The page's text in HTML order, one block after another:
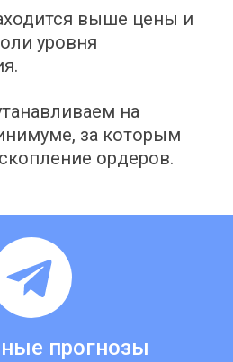
выше цены и
уровня
на
за которым
ордеров.
прогнозы